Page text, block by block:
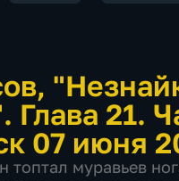
Глава 21.
07 июня
топтал муравьев